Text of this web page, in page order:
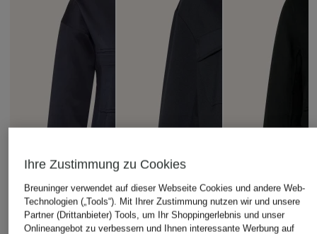
Ihre Zustimmung zu Cookies
Breuninger verwendet auf dieser Webseite Cookies und andere Web-
Technologien („Tools“). Mit Ihrer Zustimmung nutzen wir und unsere
Partner (Drittanbieter) Tools, um Ihr Shoppingerlebnis und unser
Onlineangebot zu verbessern und Ihnen interessante Werbung auf